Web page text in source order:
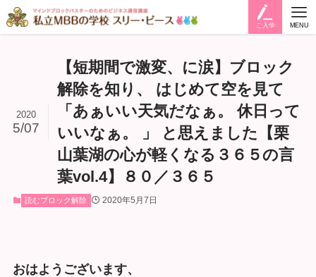
ご入学 MENU
【短期間で激変、に涙】ブロック
解除を知り、 はじめて空を見て
「あぁいい天気だなぁ。 休日って
いいなぁ。 」 と思えました【栗
山葉湖の心が軽くなる３６５の言
葉vol.4】８０／３６５
2020
5/07
読むブロック解除 2020年5月7日
おはようございます、